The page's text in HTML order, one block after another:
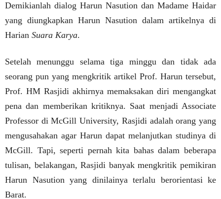
Demikianlah dialog Harun Nasution dan Madame Haidar
yang diungkapkan Harun Nasution dalam artikelnya di
Harian Suara Karya.
Setelah menunggu selama tiga minggu dan tidak ada
seorang pun yang mengkritik artikel Prof. Harun tersebut,
Prof. HM Rasjidi akhirnya memaksakan diri mengangkat
pena dan memberikan kritiknya. Saat menjadi Associate
Professor di McGill University, Rasjidi adalah orang yang
mengusahakan agar Harun dapat melanjutkan studinya di
McGill. Tapi, seperti pernah kita bahas dalam beberapa
tulisan, belakangan, Rasjidi banyak mengkritik pemikiran
Harun Nasution yang dinilainya terlalu berorientasi ke
Barat.